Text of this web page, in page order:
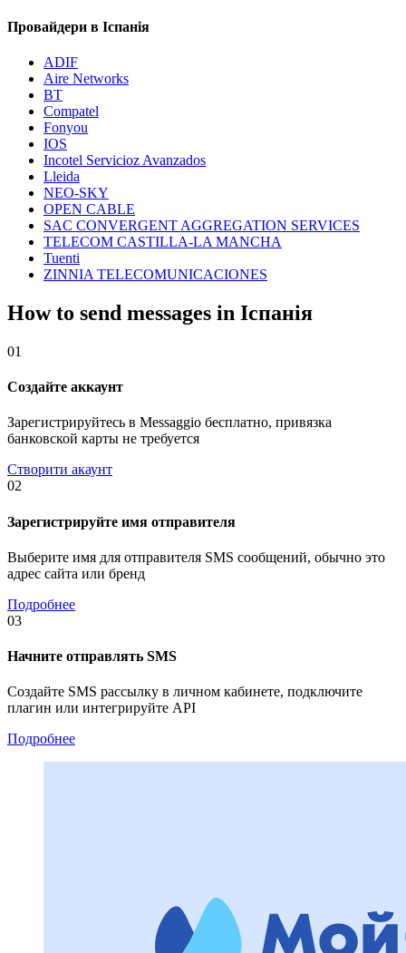
Провайдери в Іспанія
ADIF
Aire Networks
BT
Compatel
Fonyou
IOS
Incotel Servicioz Avanzados
Lleida
NEO-SKY
OPEN CABLE
SAC CONVERGENT AGGREGATION SERVICES
TELECOM CASTILLA-LA MANCHA
Tuenti
ZINNIA TELECOMUNICACIONES
How to send messages in Іспанія
01
Создайте аккаунт
Зарегистрируйтесь в Messaggio бесплатно, привязка
банковской карты не требуется
Створити акаунт
02
Зарегистрируйте имя отправителя
Выберите имя для отправителя SMS сообщений, обычно это
адрес сайта или бренд
Подробнее
03
Начните отправлять SMS
Создайте SMS рассылку в личном кабинете, подключите
плагин или интегрируйте API
Подробнее